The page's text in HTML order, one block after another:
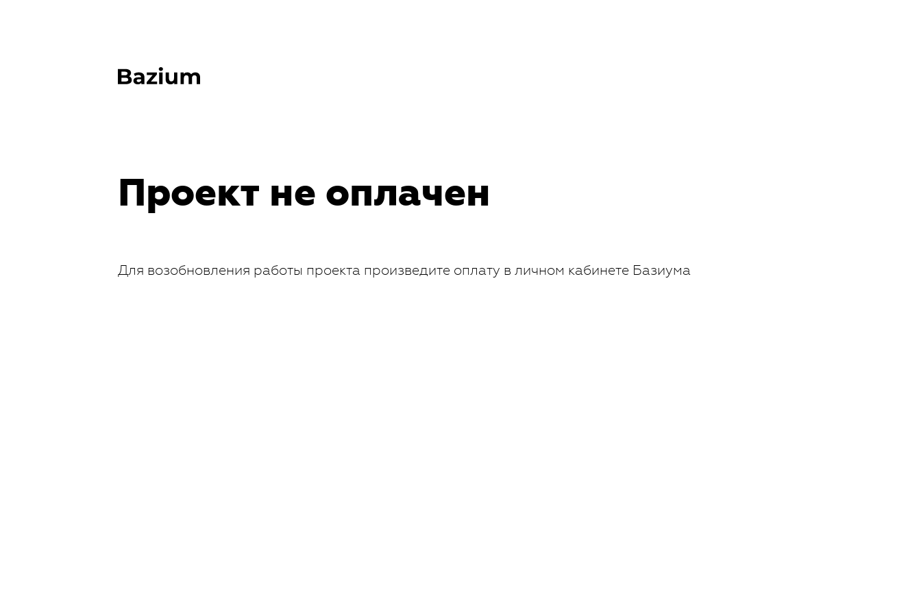
Проект не оплачен
Для возобновления работы проекта произведите оплату в личном кабинете Базиума